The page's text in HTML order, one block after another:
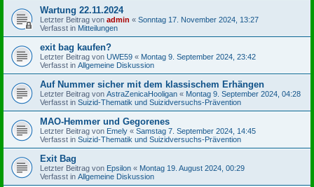
Wartung 22.11.2024
Letzter Beitrag von admin « Sonntag 17. November 2024, 13:27
Verfasst in Mitteilungen
exit bag kaufen?
Letzter Beitrag von UWE59 « Montag 9. September 2024, 23:42
Verfasst in Allgemeine Diskussion
Auf Nummer sicher mit dem klassischem Erhängen
Letzter Beitrag von AstraZenicaHooligan « Montag 9. September 2024, 04:28
Verfasst in Suizid-Thematik und Suizidversuchs-Prävention
MAO-Hemmer und Gegorenes
Letzter Beitrag von Emely « Samstag 7. September 2024, 14:45
Verfasst in Suizid-Thematik und Suizidversuchs-Prävention
Exit Bag
Letzter Beitrag von Epsilon « Montag 19. August 2024, 00:29
Verfasst in Allgemeine Diskussion